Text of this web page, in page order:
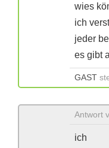
wies
ich
jeder
es gibt
GAST
Antwort
ich